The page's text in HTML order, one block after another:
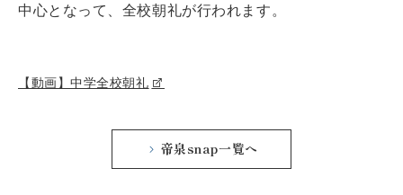
中心となって、全校朝礼が行われます。
【動画】中学全校朝礼
帝泉snap一覧へ